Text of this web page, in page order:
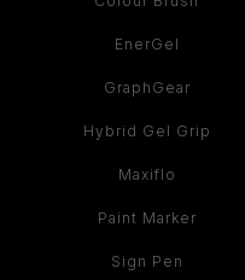
EnerGel
GraphGear
Hybrid Gel Grip
Maxiflo
Paint Marker
Sign Pen